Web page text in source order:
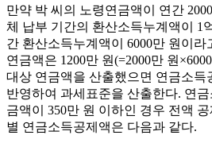
만약 박 씨의 노령연금액이 연간
체 납부 기간의 환산소득누계액이 1
간 환산소득누계액이 6000만 원이
연금액은 1200만 원(=2000만 원
대상 연금액을 산출했으면 연금소득
반영하여 과세표준을 산출한다. 연
금액이 350만 원 이하인 경우 전액
별 연금소득공제액은 다음과 같다.